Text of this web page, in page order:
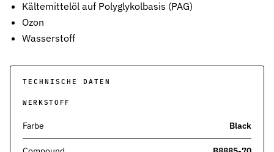
Sonderdichtungen
Individuell entwickelte Dichtungslösungen
Hochleistungsdichtungen für hydraulische Anwendungen
Zuverlässige Dichtungslösungen für Pneumatikzylinder
Langlebige Dichtungen für statische Anwendungen in
Kältemittelöl auf Polyglykolbasis (PAG)
Ozon
Wasserstoff
TECHNISCHE DATEN
WERKSTOFF
Farbe Black